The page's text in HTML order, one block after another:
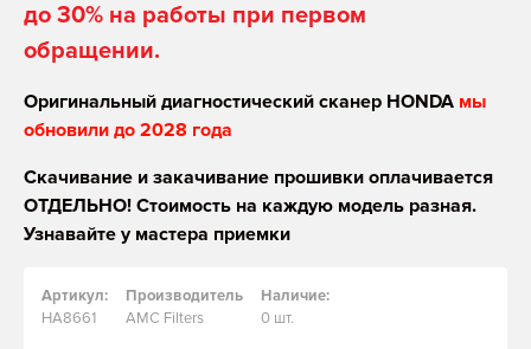
до 30% на работы при первом
обращении.
Оригинальный диагностический сканер HONDA мы
обновили до 2028 года
Скачивание и закачивание прошивки оплачивается
ОТДЕЛЬНО! Стоимость на каждую модель разная.
Узнавайте у мастера приемки
Артикул:
HA8661
Производитель
AMC Filters
Наличие:
0 шт.